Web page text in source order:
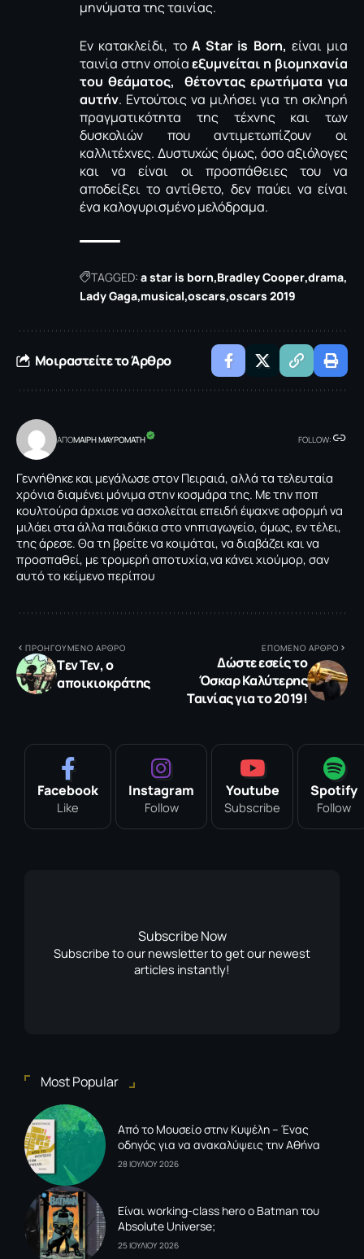
μηνύματα της ταινίας.
Εν κατακλείδι, το A Star is Born, είναι μια
ταινία στην οποίαεξυμνείται η βιομηχανία
του θεάματος, θέτοντας ερωτήματα για
αυτήν. Εντούτοις να μιλήσει για τη σκληρή
πραγματικότητα της τέχνης και των
δυσκολιών που αντιμετωπίζουν οι
καλλιτέχνες. Δυστυχώς όμως, όσο αξιόλογες
και να είναι οι προσπάθειες του να
αποδείξει το αντίθετο, δεν παύει να είναι
ένα καλογυρισμένο μελόδραμα.
TAGGED: a star is born Bradley Cooper drama
Lady Gaga musical oscars oscars 2019
Μοιραστείτε το Άρθρο
ΑΠΟMΑΙΡΗ ΜΑΥΡΟΜΑΤΗ FOLLOW:
Γεννήθηκε και μεγάλωσε στον Πειραιά, αλλά τα τελευταία
χρόνια διαμένει μόνιμα στην κοσμάρα της. Με την ποπ
κουλτούρα άρχισε να ασχολείται επειδή έψαχνε αφορμή να
μιλάει στα άλλα παιδάκια στο νηπιαγωγείο, όμως, εν τέλει,
της άρεσε. Θα τη βρείτε να κοιμάται, να διαβάζει και να
προσπαθεί, με τρομερή αποτυχία,να κάνει χιούμορ, σαν
αυτό το κείμενο περίπου
ΠΡΟΗΓΟΥΜΕΝΟ ΑΡΘΡΟ
Tεν Τεν, ο
αποικιοκράτης
ΕΠΟΜΕΝΟ ΑΡΘΡΟ
Δώστε εσείς το
Όσκαρ Καλύτερης
Ταινίας για το 2019!
Facebook
Like
Instagram
Follow
Youtube
Subscribe
Spotify
Follow
Subscribe Now
Subscribe to our newsletter to get our newest
articles instantly!
Most Popular
Από το Μουσείο στην Κυψέλη – Ένας
οδηγός για να ανακαλύψεις την Αθήνα
28 ΙΟΥΛΙΟΥ 2026
Είναι working-class hero ο Batman του
Absolute Universe;
25 ΙΟΥΛΙΟΥ 2026